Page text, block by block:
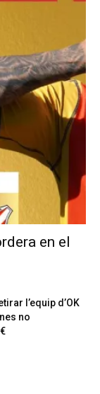
en el
l’equip d’OK
no